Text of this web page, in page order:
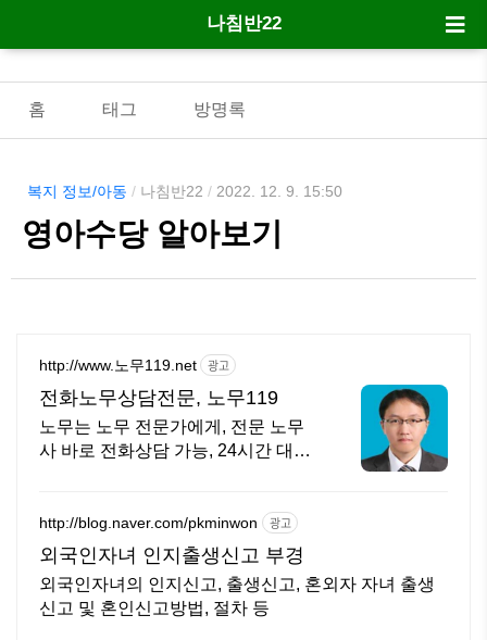
나침반22
홈 태그 방명록
복지 정보/아동 / 나침반22 / 2022. 12. 9. 15:50
영아수당 알아보기
http://www.노무119.net 광고
전화노무상담전문, 노무119
노무는 노무 전문가에게, 전문 노무
사 바로 전화상담 가능, 24시간 대기
http://blog.naver.com/pkminwon 광고
외국인자녀 인지출생신고 부경
외국인자녀의 인지신고, 출생신고, 혼외자 자녀 출생
신고 및 혼인신고방법, 절차 등